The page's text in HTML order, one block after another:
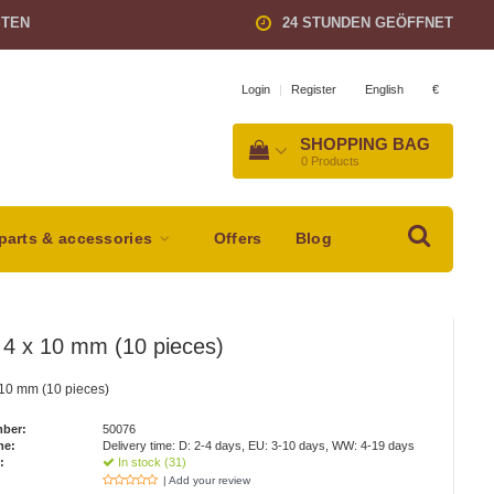
24 STUNDEN GEÖFFNET
Login | Register English €
SHOPPING BAG
0 Products
& accessories Offers Blog
x 10 mm (10 pieces)
mm (10 pieces)
50076
Delivery time: D: 2-4 days, EU: 3-10 days, WW: 4-19 days
In stock (31)
| Add your review